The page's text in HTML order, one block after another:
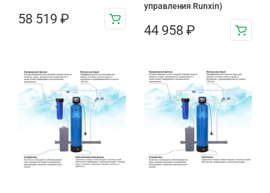
58 519 ₽
управления Runxin)
44 958 ₽